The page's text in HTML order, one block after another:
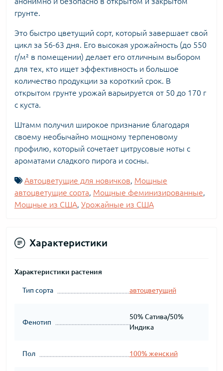
грунте.
Это быстро цветущий сорт, который завершает свой
цикл за 56-63 дня. Его высокая урожайность (до 550
г/м² в помещении) делает его отличным выбором
для тех, кто ищет эффективность и большое
количество продукции за короткий срок. В
открытом грунте урожай варьируется от 50 до 170 г
с куста.
Штамм получил широкое признание благодаря
своему необычайно мощному терпеновому
профилю, который сочетает цитрусовые ноты с
ароматами сладкого пирога и сосны.
Автоцветущие для новичков, Мощные
автоцветущие сорта, Мощные феминизированные,
Мощные из США, Урожайные из США
Характеристики
Характеристики растения
Тип сорта автоцветущий
Фенотип
50% Сатива/50%
Индика
Пол 100% женский